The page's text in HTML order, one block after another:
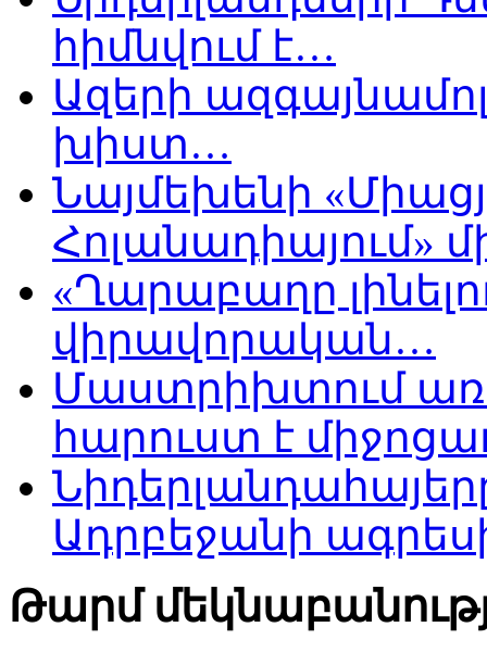
հիմնվում է…
Ազերի
խիստ…
Նայմեխենի
Հոլանադիայում»
«Ղարաբաղը
վիրավորական…
Մաստրիխտում
հարուստ է
Ադրբեջանի
Թարմ